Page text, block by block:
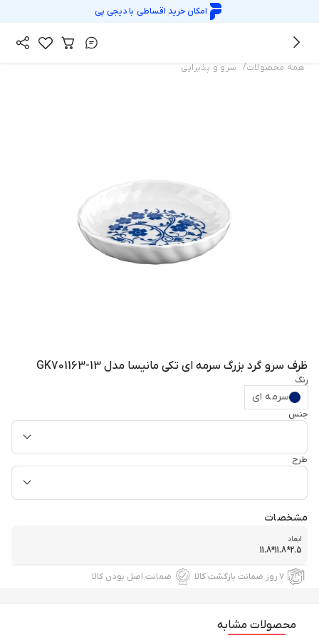
امکان خرید اقساطی بادیجی پی
همه محصولات/ سرو و پذیرایی
ظرف سرو گرد بزرگ سرمه ای تکی مانیسا مدل GK701163-13
رنگ
سرمه ای
جنس
طرح
مشخصات
ابعاد
2.5*11.8*11.8
۷ روز ضمانت بازگشت کالا ضمانت اصل بودن کالا
محصولات مشابه